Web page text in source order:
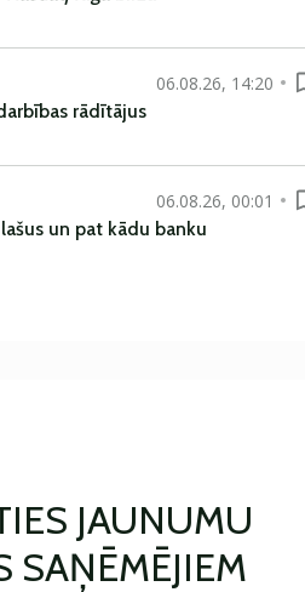
06.08.26, 14:20
rādītājus
06.08.26, 00:01
un pat kādu banku
JAUNUMU
SAŅĒMĒJIEM